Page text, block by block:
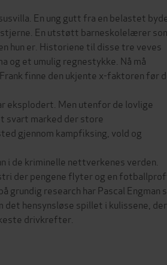
En ung gutt fra en belastet
En utstøtt barneskolelærer
hun er. Historiene til disse tre veves
og et umulig regnestykke. Nå må
finne den ukjente x-faktoren før
eksplodert. Men utenfor de lovlige
svart marked der store
gjennom kampfiksing, vold og
i de kriminelle nettverkenes verden.
der pengene flyter og en
grundig research har Pascal Engman
det hensynsløse spillet i kulissene, der
drivkrefter.